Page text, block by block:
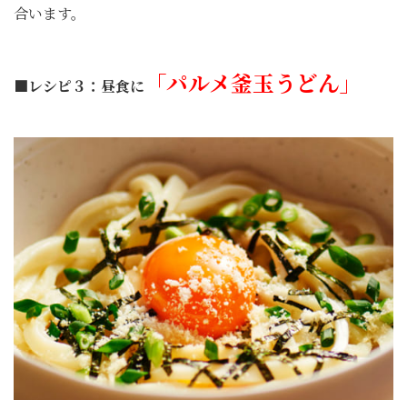
合います。
■レシピ３：昼食に 「パルメ釜玉うどん」